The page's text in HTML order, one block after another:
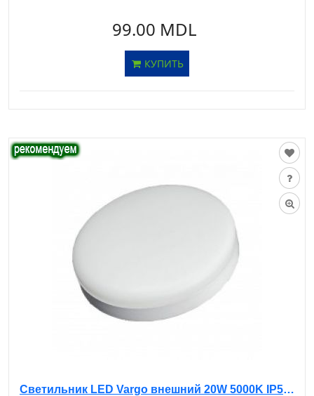
99.00 MDL
КУПИТЬ
Светильник LED Vargo внешний 20W 5000K IP54 круглый белый